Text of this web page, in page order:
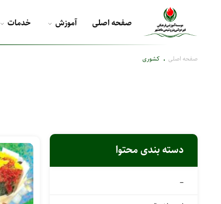
صفحه اصلی آموزش خدمات
صفحه اصلی کشوری
دسته بندی محتوا
–